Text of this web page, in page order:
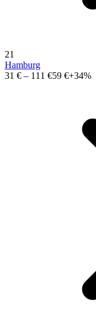
21
Hamburg
31 € – 111 €59 €+34%